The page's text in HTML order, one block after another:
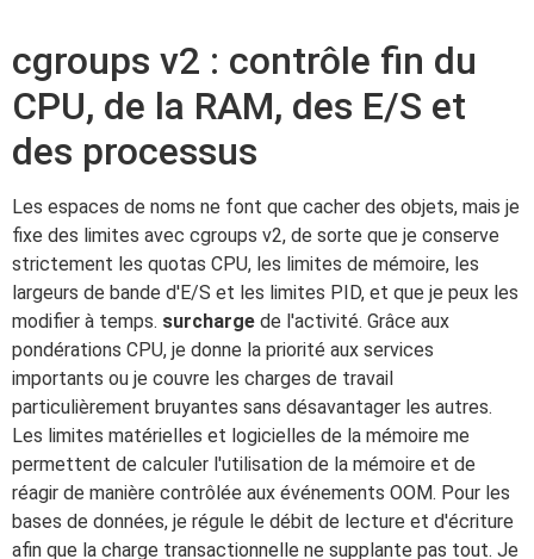
cgroups v2 : contrôle fin du
CPU, de la RAM, des E/S et
des processus
Les espaces de noms ne font que cacher des objets, mais je
fixe des limites avec cgroups v2, de sorte que je conserve
strictement les quotas CPU, les limites de mémoire, les
largeurs de bande d'E/S et les limites PID, et que je peux les
modifier à temps. surcharge de l'activité. Grâce aux
pondérations CPU, je donne la priorité aux services
importants ou je couvre les charges de travail
particulièrement bruyantes sans désavantager les autres.
Les limites matérielles et logicielles de la mémoire me
permettent de calculer l'utilisation de la mémoire et de
réagir de manière contrôlée aux événements OOM. Pour les
bases de données, je régule le débit de lecture et d'écriture
afin que la charge transactionnelle ne supplante pas tout. Je